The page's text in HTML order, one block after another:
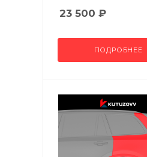
23 500 ₽
ПОДРОБНЕЕ